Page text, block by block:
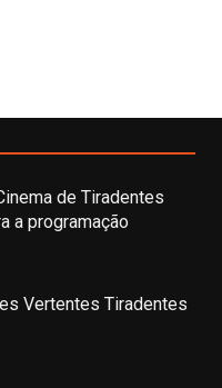
de Tiradentes
a programação
Vertentes Tiradentes